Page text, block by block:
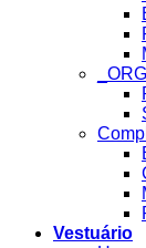
Vestuário